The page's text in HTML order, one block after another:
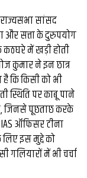
सांसद
और सत्ता के दुरुपयोग
कठघरे में खड़ी होती
कुमार ने इन छात्र
है कि किसी को भी
स्थिति पर काबू पाने
जिनसे पूछताछ करके
ऑफिसर टीना
लिए इस मुद्दे को
गलियारों में भी चर्चा